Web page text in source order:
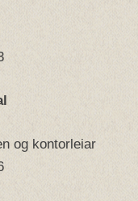
og kontorleiar